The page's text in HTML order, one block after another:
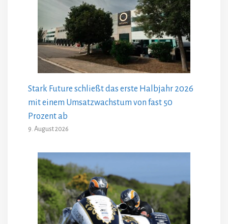
Stark Future schließt das erste Halbjahr 2026
mit einem Umsatzwachstum von fast 50
Prozent ab
9. August 2026